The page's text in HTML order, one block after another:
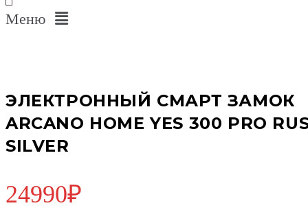
Меню
ЭЛЕКТРОННЫЙ СМАРТ ЗАМОК
ARCANO HOME YES 300 PRO
SILVER
24990₽